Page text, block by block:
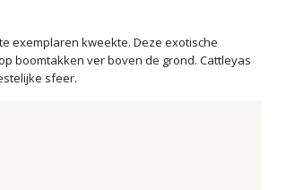
exemplaren kweekte. Deze exotische
boomtakken ver boven de grond. Cattleyas
sfeer.